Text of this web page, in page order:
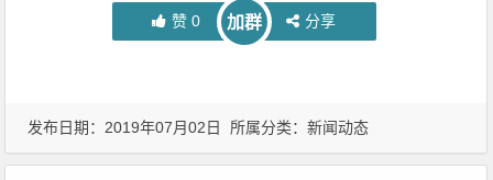
赞 0 加群 分享
发布日期：2019年07月02日 所属分类：新闻动态